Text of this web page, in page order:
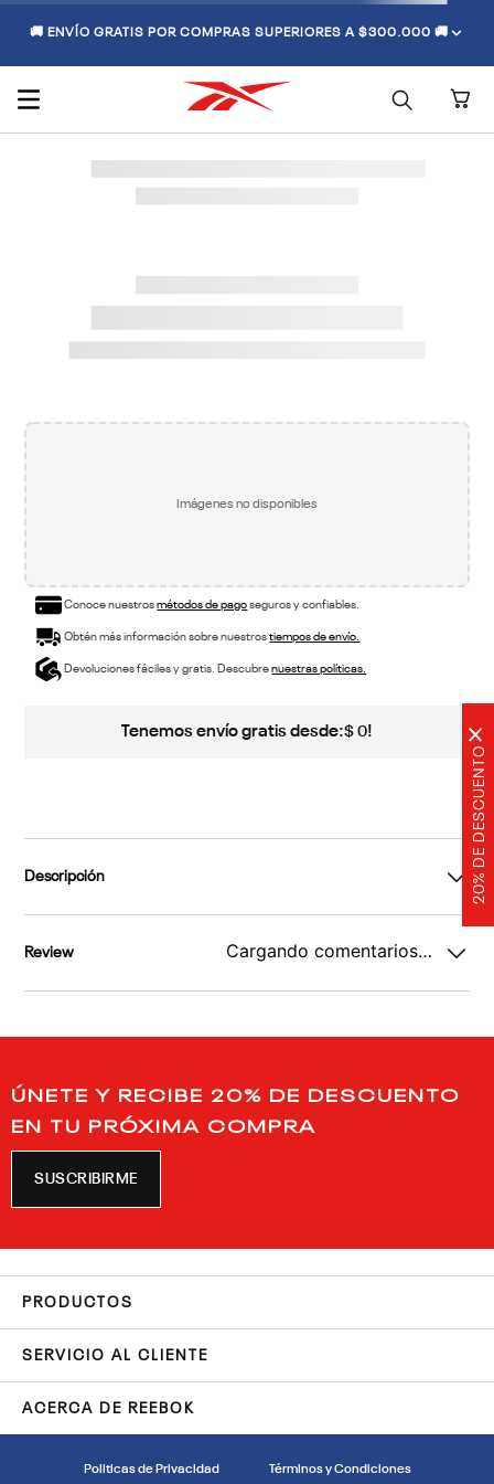
20% DE DESCUENTO
×
🚚 ENVÍO GRATIS POR COMPRAS SUPERIORES A $300.000 🚚
Imágenes no disponibles
Conoce nuestrosmétodos de pagoseguros y confiables.
Obtén más información sobre nuestrostiempos de envío.
Devoluciones fáciles y gratis. Descubrenuestras políticas.
Tenemos envío gratis desde:$ 0!
Descripción
Review Cargando comentarios…
ÚNETE Y RECIBE 20% DE DESCUENTO
EN TU PRÓXIMA COMPRA
SUSCRIBIRME
PRODUCTOS
SERVICIO AL CLIENTE
ACERCA DE REEBOK
Politicas de Privacidad Términos y Condiciones